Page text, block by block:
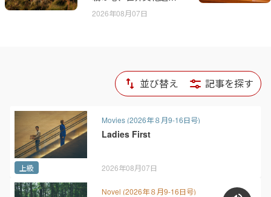
に
2026年08月07日
並び替え 記事を探す
上級
Movies (2026年８月9-16日号)
Ladies First
2026年08月07日
Novel (2026年８月9-16日号)